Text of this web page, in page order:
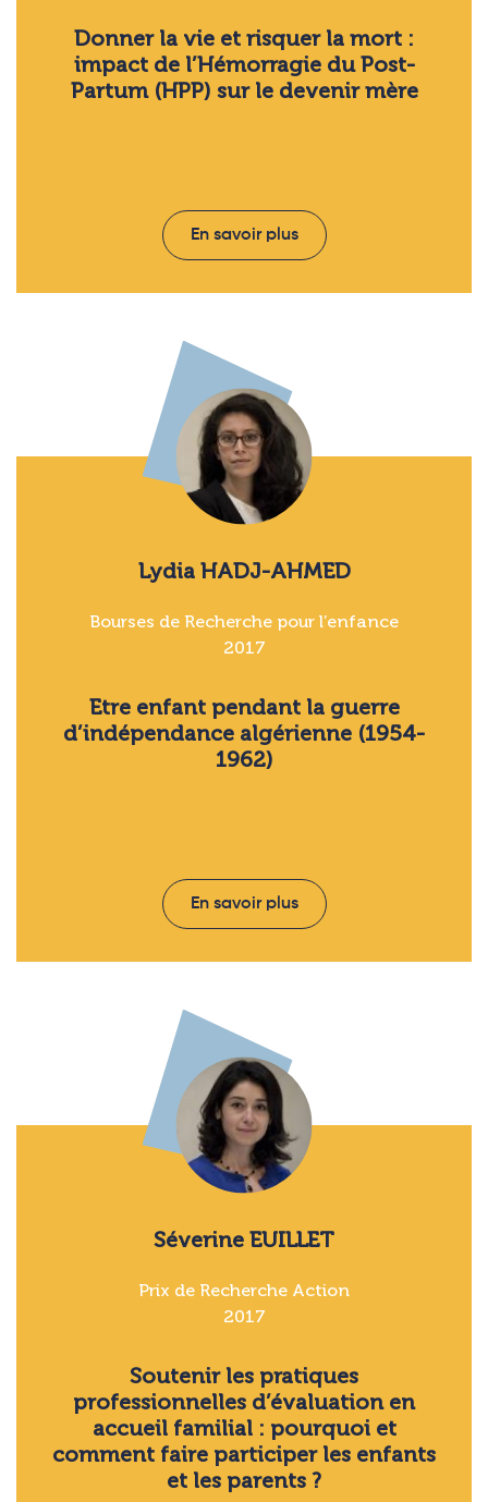
Donner la vie et risquer la mort :
impact de l’Hémorragie du Post-
Partum (HPP) sur le devenir mère
En savoir plus
Lydia HADJ-AHMED
Bourses de Recherche pour l’enfance
2017
Etre enfant pendant la guerre
d’indépendance algérienne (1954-
1962)
En savoir plus
Séverine EUILLET
Prix de Recherche Action
2017
Soutenir les pratiques
professionnelles d’évaluation en
accueil familial : pourquoi et
comment faire participer les enfants
et les parents ?